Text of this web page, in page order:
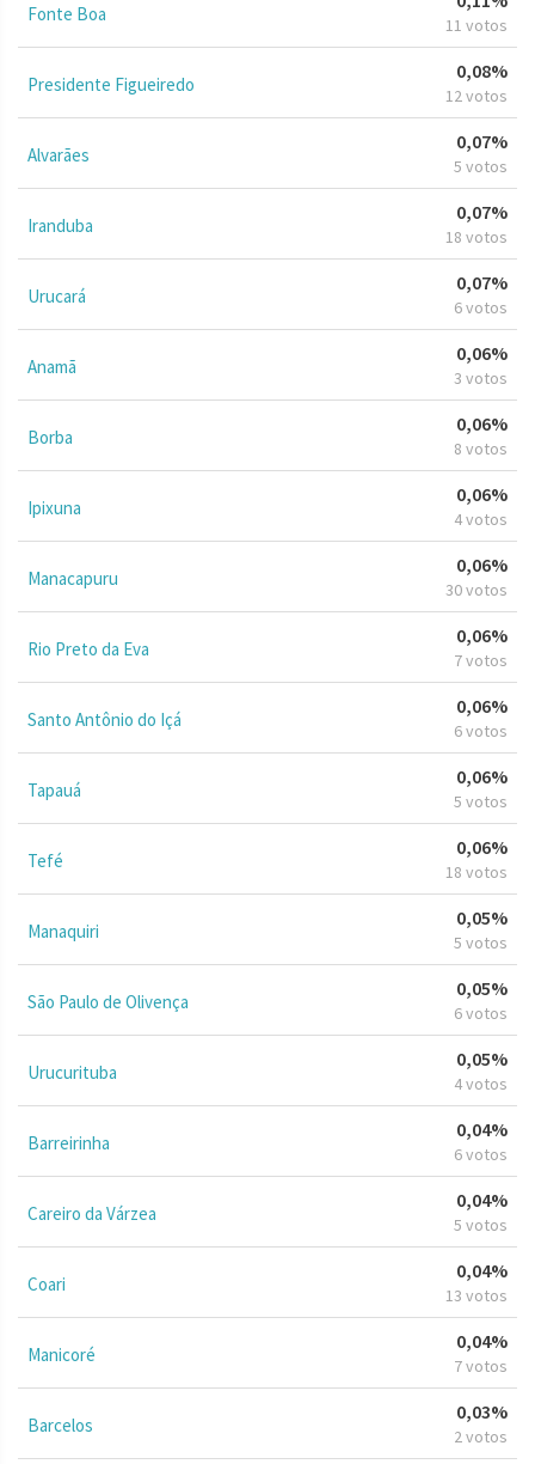
Fonte Boa 11 votos
Presidente Figueiredo
0,08%
12 votos
Alvarães
0,07%
5 votos
Iranduba
0,07%
18 votos
Urucará
0,07%
6 votos
Anamã
0,06%
3 votos
Borba
0,06%
8 votos
Ipixuna
0,06%
4 votos
Manacapuru
0,06%
30 votos
Rio Preto da Eva
0,06%
7 votos
Santo Antônio do Içá
0,06%
6 votos
Tapauá
0,06%
5 votos
Tefé
0,06%
18 votos
Manaquiri
0,05%
5 votos
São Paulo de Olivença
0,05%
6 votos
Urucurituba
0,05%
4 votos
Barreirinha
0,04%
6 votos
Careiro da Várzea
0,04%
5 votos
Coari
0,04%
13 votos
Manicoré
0,04%
7 votos
Barcelos
0,03%
2 votos